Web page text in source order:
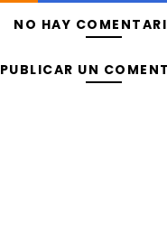
NO HAY
PUBLICAR UN